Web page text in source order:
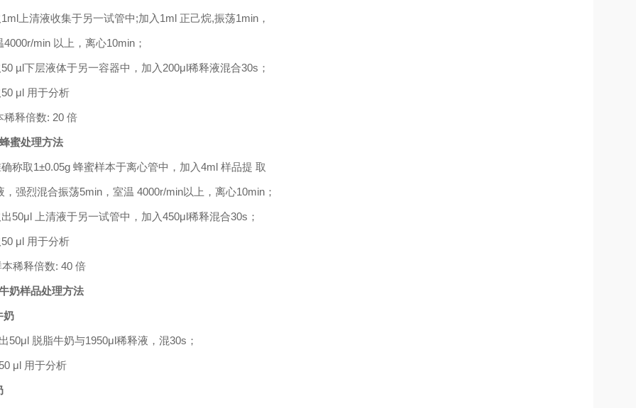
1ml上清液收集于另一试管中;加入1ml 正己烷,振荡1min，
4000r/min 以上，离心10min；
50 µl下层液体于另一容器中，加入 200μl稀释液混合30s ；
50 μl 用于分析
释倍数: 20 倍
蜜处理方法
称取1±0.05g 蜂蜜样本于离心管中，加入4ml 样品提 取
强烈混合振荡5min，室温 4000r/min以上，离心10min；
50μl 上清液于另一试管中，加入450μl稀释混合30s ；
50 μl 用于分析
本稀释倍数: 40 倍
奶样品处理方法
奶
50μl 脱脂牛奶与1950μl稀释液，混30s ；
50 μl 用于分析